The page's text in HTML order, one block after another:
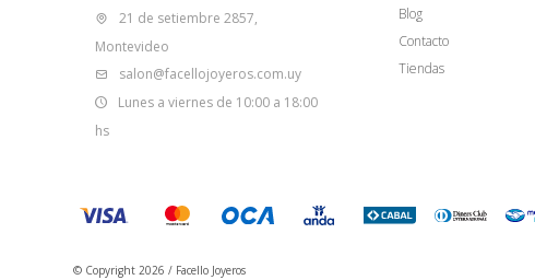
21 de setiembre 2857,
Montevideo
salon@facellojoyeros.com.uy
Lunes a viernes de 10:00 a 18:00
hs
Blog
Contacto
Tiendas
© Copyright 2026 / Facello Joyeros